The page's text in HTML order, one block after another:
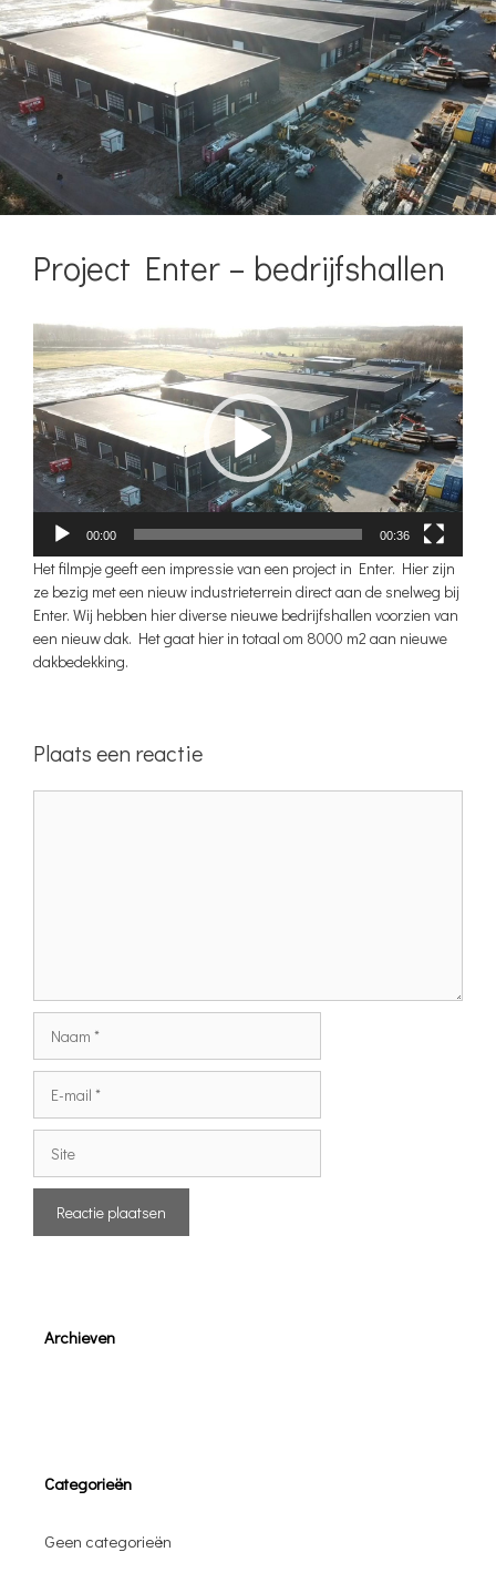
Project Enter – bedrijfshallen
Videospeler
00:00 00:36
Het filmpje geeft een impressie van een project in Enter. Hier zijn
ze bezig met een nieuw industrieterrein direct aan de snelweg bij
Enter. Wij hebben hier diverse nieuwe bedrijfshallen voorzien van
een nieuw dak. Het gaat hier in totaal om 8000 m2 aan nieuwe
dakbedekking.
Plaats een reactie
mail
Archieven
Categorieën
Geen categorieën